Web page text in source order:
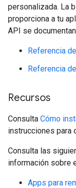
personalizada. La
proporciona a tu
API se
Referencia
Referencia
Recursos
Consulta Cómo
instrucciones para
Consulta las
información sobre
Apps para